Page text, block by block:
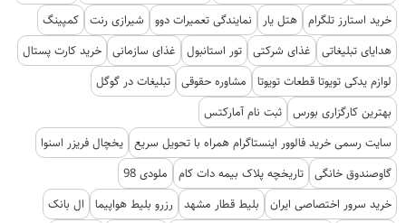
خرید استارز تلگرام هتل یار نمایندگی تعمیرات دوو شیرازی رنت کمپینگ
هدایای تبلیغاتی
غذای شرکتی تور استانبول غذای سازمانی خرید کارت پستال
لوازم یدکی تویوتا قطعات تویوتا
مشاوره حقوقی تبلیغات در گوگل
بهترین کارگزاری بورس ثبت نام آمارکتس
سایت رسمی خرید فالوور اینستاگرام همراه با تحویل سریع یخچال فریزر اسنوا
گاوصندوق خانگی تاریخچه پلاک بیمه دات کام
ملودی 98
خرید سرور اختصاصی ایران
بلیط قطار مشهد رزرو بلیط هواپیما
ال بانک